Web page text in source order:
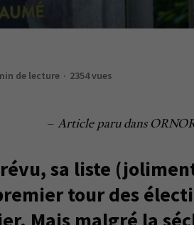
de lecture 2354 vues
– Article paru dans
sa liste
tour des